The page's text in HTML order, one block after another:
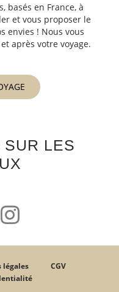
basés en France, à
et vous proposer le
envies ! Nous vous
après votre voyage.
SUR LES
légales
CGV